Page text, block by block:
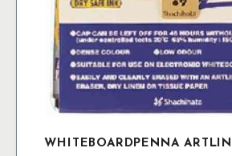
WHITEBOARDPENNA